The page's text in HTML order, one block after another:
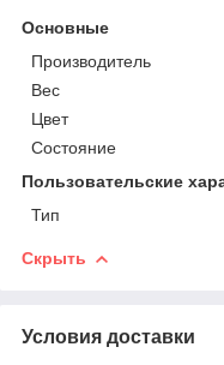
Основные
Производитель
Вес
Цвет
Состояние
Пользовательские
Тип
Скрыть
Условия доставки